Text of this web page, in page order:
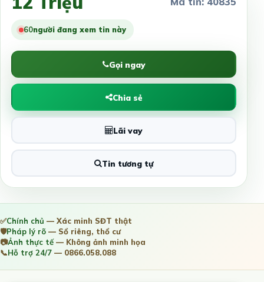
60người đang xem tin này
Gọi ngay
Chia sẻ
Lãi vay
Tin tương tự
✅Chính chủ — Xác minh SĐT thật
🛡️Pháp lý rõ — Sổ riêng, thổ cư
📷Ảnh thực tế— Không ảnh minh họa
📞Hỗ trợ 24/7 — 0866.058.088